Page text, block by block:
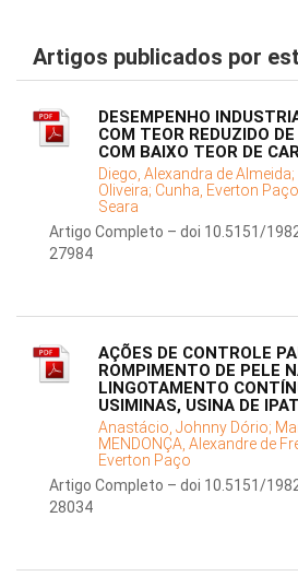
Artigos publicados por
DESEMPENHO
COM TEOR REDUZIDO
COM BAIXO TEOR DE
Diego, Alexandra de Almeida;
Oliveira; Cunha, Everton
Seara
Artigo Completo – doi 10.5151/
27984
AÇÕES DE CONTROLE
ROMPIMENTO DE PELE
LINGOTAMENTO
USIMINAS, USINA DE
Anastácio, Johnny Dório;
MENDONÇA, Alexandre de
Everton Paço
Artigo Completo – doi 10.5151/
28034